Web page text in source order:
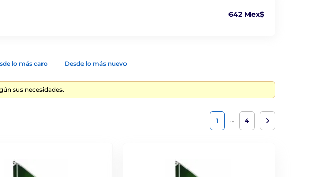
642 Mex$
lo más caro Desde lo más nuevo
sus necesidades.
1 … 4